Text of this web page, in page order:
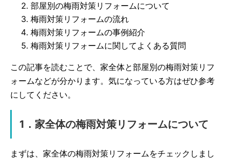
部屋別の梅雨対策リフォームについて
梅雨対策リフォームの流れ
梅雨対策リフォームの事例紹介
梅雨対策リフォームに関してよくある質問
この記事を読むことで、家全体と部屋別の梅雨対策リフ
ォームなどが分かります。気になっている方はぜひ参考
にしてください。
1．家全体の梅雨対策リフォームについて
まずは、家全体の梅雨対策リフォームをチェックしまし